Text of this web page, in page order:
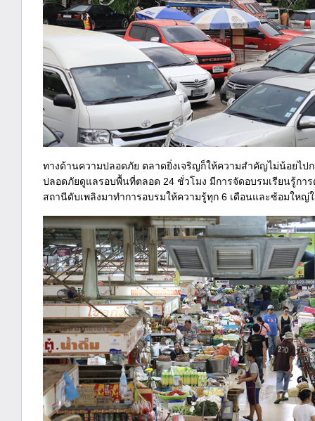
ทางด้านความปลอดภัย ตลาดยิ่งเจริญก็ให้ความสำคัญไม่น้อยไป
ปลอดภัยดูแลรอบพื้นที่ตลอด 24 ชั่วโมง มีการจัดอบรมเรียนรู้การ
สถานีดับเพลิงมาทำการอบรมให้ความรู้ทุก 6 เดือนและซ้อมใหญ่